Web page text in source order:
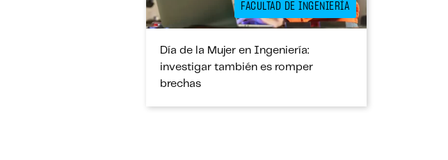
FACULTAD DE INGENIERÍA
Día de la Mujer en Ingeniería:
investigar también es romper
brechas